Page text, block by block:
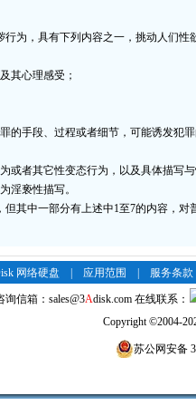
为，具有下列内容之一，挑动人们
其心理感受；
的手段、过程或者细节，可能诱发犯
或者其它性变态行为，以及具体描写
淫亵性描写。
其中一部分有上述中1至7的内容，
网络硬盘 |应用范围 服务条款
询信箱：sales@3Adisk.com 在线联系：
Copyright©2004-
苏公网安备